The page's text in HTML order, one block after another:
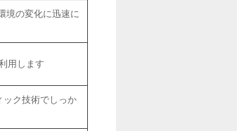
境の変化に迅速に
用します
ック技術でしっか